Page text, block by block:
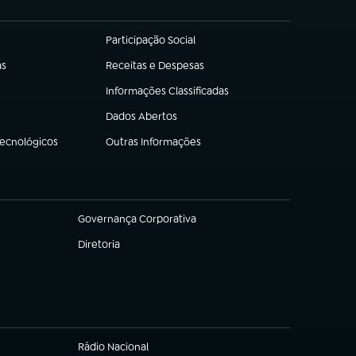
Participação Social
(abre em nova aba)
Receitas e Despesas
(abre em nova aba)
Informações Classificadas
(abre em nova aba)
Dados Abertos
(abre em nova aba)
Outras Informações
(abre em nova aba)
Governança Corporativa
(abre em nova aba)
Diretoria
(abre em nova aba)
Rádio Nacional